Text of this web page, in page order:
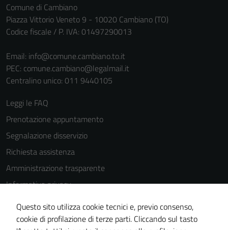
Comune di Cambiano
Piazza Vittorio Veneto 9 - 10020 Cambiano (TO)
Codice fiscale / P. IVA: 01497290013
Email: info@comune.cambiano.to.it
PEC: comune.cambiano@legalmail.it
Centralino unico: 011 9440105
Leggi le FAQ
Prenotazione appuntamento
Segnalazione disservizio
Richiesta assistenza
Amministrazione trasparente
Informativa privacy
Note legali
Questo sito utilizza cookie tecnici e, previo consenso,
cookie di profilazione di terze parti. Cliccando sul tasto